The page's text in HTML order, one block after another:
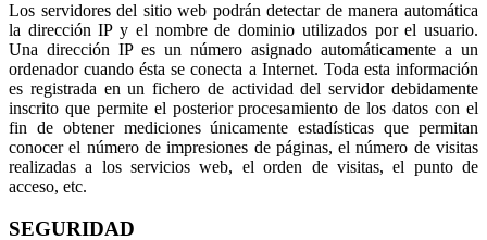
Los servidores del sitio web podrán detectar de manera automática
la dirección IP y el nombre de dominio utilizados por el usuario.
Una dirección IP es un número asignado automáticamente a un
ordenador cuando ésta se conecta a Internet. Toda esta información
es registrada en un fichero de actividad del servidor debidamente
inscrito que permite el posterior procesamiento de los datos con el
fin de obtener mediciones únicamente estadísticas que permitan
conocer el número de impresiones de páginas, el número de visitas
realizadas a los servicios web, el orden de visitas, el punto de
acceso, etc.
SEGURIDAD